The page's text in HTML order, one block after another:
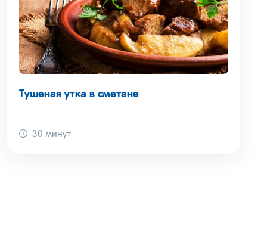
Тушеная утка в сметане
30 минут